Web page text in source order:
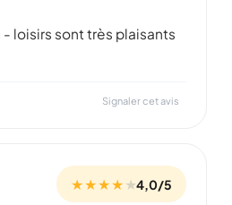
loisirs sont très plaisants
Signaler cet avis
★ ★ ★ ★★4,0/5